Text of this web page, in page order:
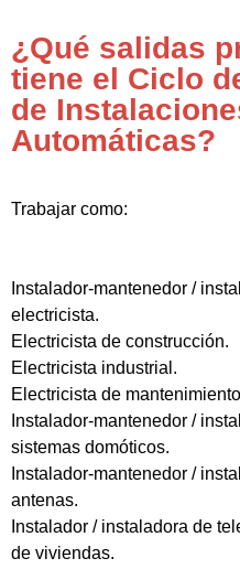
¿Qué salidas
tiene el Ciclo
de
Automáticas?
Trabajar como:
Instalador-mantenedor /
electricista.
Electricista de construcción.
Electricista industrial.
Electricista de
Instalador-mantenedor /
sistemas domóticos.
Instalador-mantenedor /
antenas.
Instalador / instaladora de
de viviendas.